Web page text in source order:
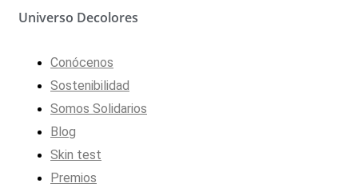
Universo Decolores
Conócenos
Sostenibilidad
Somos Solidarios
Blog
Skin test
Premios